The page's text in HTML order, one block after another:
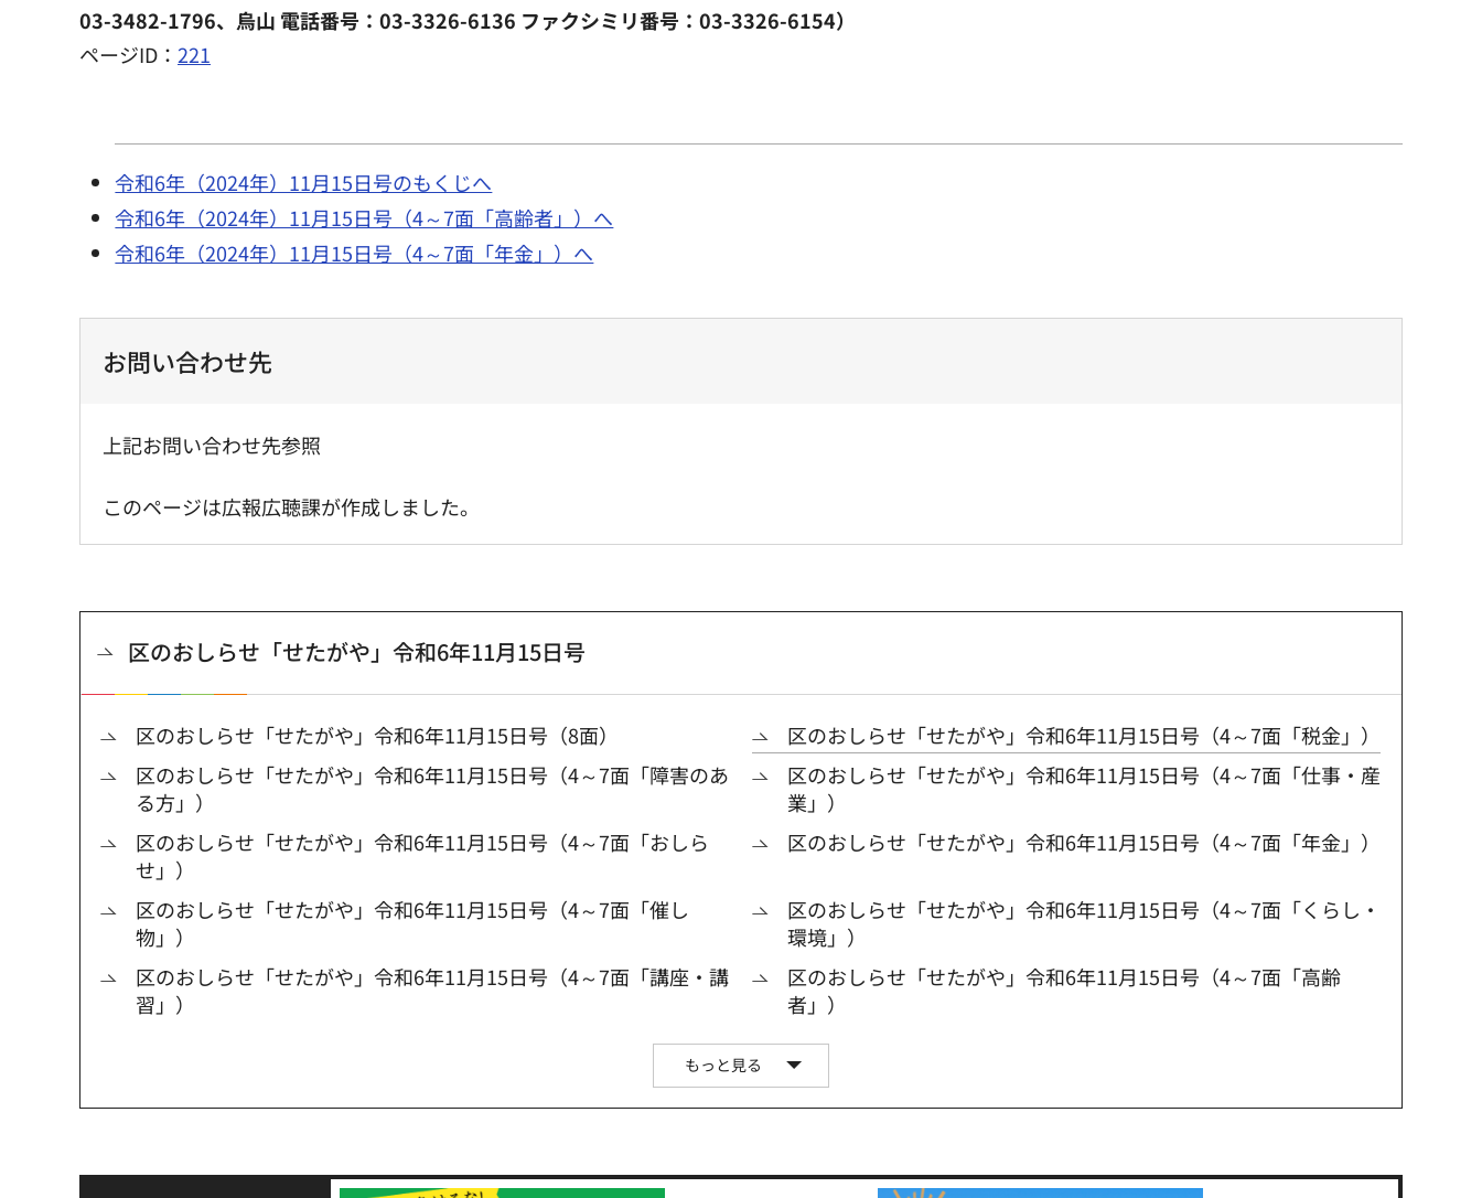
03-3482-1796、烏山 電話番号：03-3326-6136 ファクシミリ番号：03-3326-6154）
ページID： 221
令和6年（2024年）11月15日号のもくじへ
令和6年（2024年）11月15日号（4～7面「高齢者」）へ
令和6年（2024年）11月15日号（4～7面「年金」）へ
お問い合わせ先
上記お問い合わせ先参照
このページは広報広聴課が作成しました。
区のおしらせ「せたがや」令和6年11月15日号
区のおしらせ「せたがや」令和6年11月15日号（8面）
区のおしらせ「せたがや」令和6年11月15日号（4～7面「税金」）
区のおしらせ「せたがや」令和6年11月15日号（4～7面「障害のあ
る方」）
区のおしらせ「せたがや」令和6年11月15日号（4～7面「仕事・産
業」）
区のおしらせ「せたがや」令和6年11月15日号（4～7面「おしら
せ」）
区のおしらせ「せたがや」令和6年11月15日号（4～7面「年金」）
区のおしらせ「せたがや」令和6年11月15日号（4～7面「催し
物」）
区のおしらせ「せたがや」令和6年11月15日号（4～7面「くらし・
環境」）
区のおしらせ「せたがや」令和6年11月15日号（4～7面「講座・講
習」）
区のおしらせ「せたがや」令和6年11月15日号（4～7面「高齢
者」）
もっと見る